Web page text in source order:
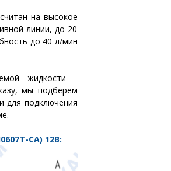
на высокое
линии, до 20
до 40 л/мин
жидкости -
мы подберем
для подключения
CA) 12В: